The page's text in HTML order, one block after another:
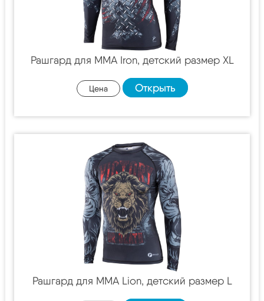
Рашгард для MMA Iron, детский размер XL
Цена Открыть
Рашгард для MMA Lion, детский размер L